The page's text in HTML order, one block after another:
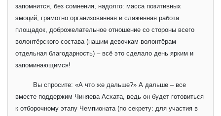
запомнится, без сомнения, надолго: масса позитивных
эмоций, грамотно организованная и слаженная работа
площадок, доброжелательное отношение со стороны всего
волонтёрского состава (нашим девочкам-волонтёрам
отдельная благодарность) – всё это сделало день ярким и
запоминающимся!
Вы спросите: «А что же дальше?» А дальше – все
вместе поддержим Чиняева Асхата, ведь он будет готовиться
к отборочному этапу Чемпионата (по секрету: для участия в